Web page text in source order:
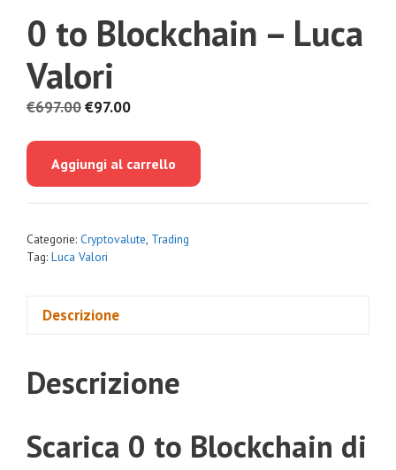
0 to Blockchain – Luca
Valori
€697.00Il
era:
€97.00Il
è:
Aggiungi al carrello
Categorie: Cryptovalute, Trading
Tag: Luca Valori
Descrizione
Descrizione
Scarica 0 to Blockchain di